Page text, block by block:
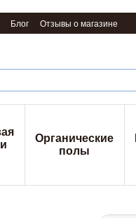
Блог Отзывы о магазине
Органические
полы